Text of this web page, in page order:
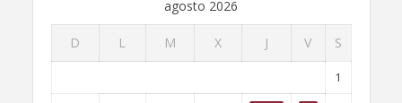
agosto 2026
D L M X J V S
1